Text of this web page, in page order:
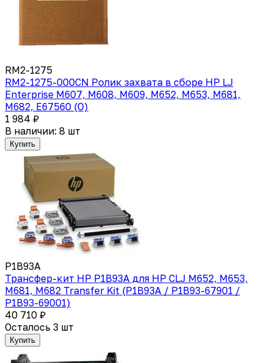
RM2-1275
RM2-1275-000CN Ролик захвата в сборе HP LJ
Enterprise M607, M608, M609, M652, M653, M681,
M682, E67560 (O)
1 984 ₽
В наличии: 8 шт
Купить
P1B93A
Трансфер-кит HP P1B93A для HP CLJ M652, M653,
M681, M682 Transfer Kit (P1B93A / P1B93-67901 /
P1B93-69001)
40 710 ₽
Осталось 3 шт
Купить